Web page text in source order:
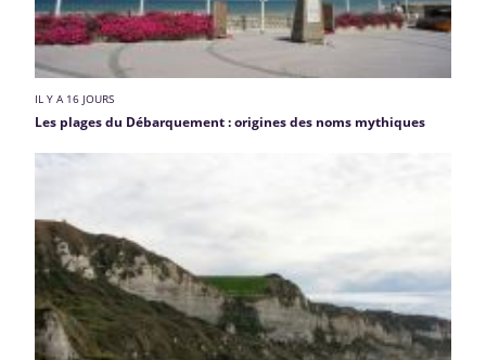
IL Y A 16 JOURS
Les plages du Débarquement : origines des noms mythiques